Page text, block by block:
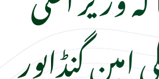
امین گنڈاپور